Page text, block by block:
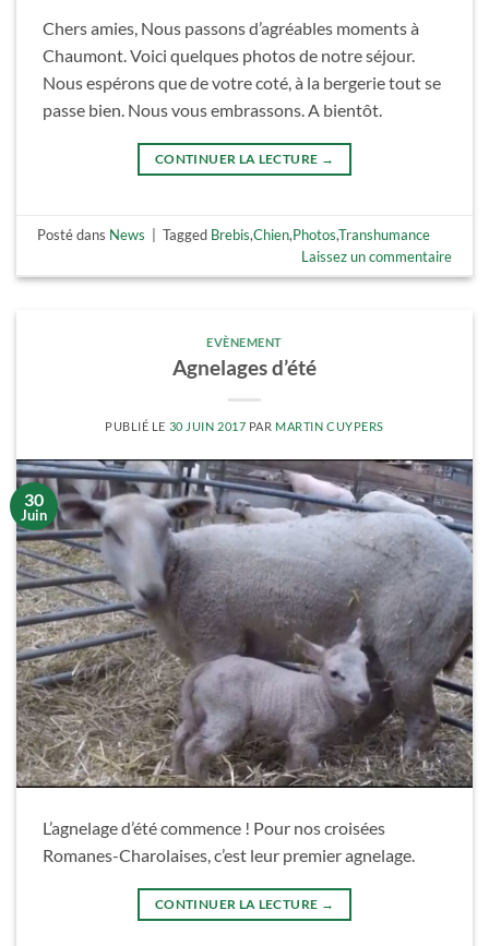
Chers amies, Nous passons d’agréables moments à
Chaumont. Voici quelques photos de notre séjour.
Nous espérons que de votre coté, à la bergerie tout se
passe bien. Nous vous embrassons. A bientôt.
CONTINUER LA LECTURE →
Posté dans News Tagged Brebis,Chien,Photos,Transhumance
Laissez un commentaire
EVÈNEMENT
Agnelages d’été
PUBLIÉ LE 30 JUIN 2017 PAR MARTIN CUYPERS
30
Juin
L’agnelage d’été commence ! Pour nos croisées
Romanes-Charolaises, c’est leur premier agnelage.
CONTINUER LA LECTURE →